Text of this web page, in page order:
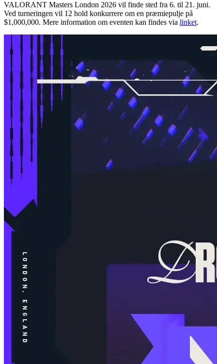
VALORANT Masters London 2026 vil finde sted fra 6. til 21. juni.
Ved turneringen vil 12 hold konkurrere om en præmiepulje på
$1,000,000. Mere information om eventen kan findes via linket.